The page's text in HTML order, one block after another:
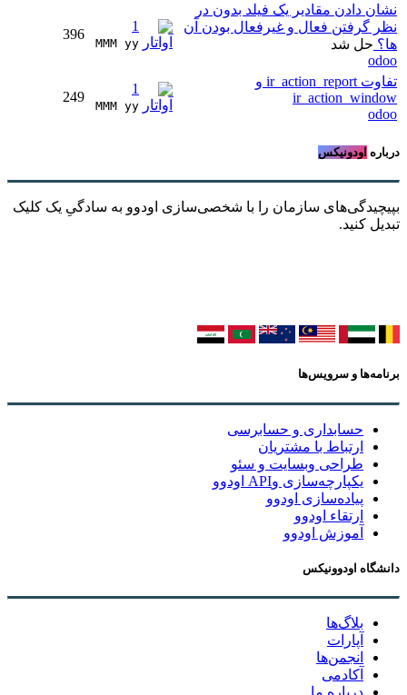
نشان دادن مقادیر یک فیلد بدون در
نظر گرفتن فعال و غیرفعال بودن آن
ها؟ حل شد
odoo
1
MMM yy
396
تفاوت ir_action_report و
ir_action_window
odoo
1
MMM yy
249
درباره اودونیکس
بپیچیدگی‌های سازمان را با شخصی‌سازی اودوو به سادگیِ یک کلیک
تبدیل کنید.
برنامه‌ها و سرویس‌ها
حسابداری و حسابرسی
ارتباط با مشتریان
طراحی وبسایت و سئو
یکپارچه‌سازی وAPI اودوو
پیاده‌سازی اودوو
ارتقاء اودوو
آموزش اودوو
دانشگاه اودوونیکس
بلاگ‌ها
آپارات
انجمن‌ها
آکادمی
درباره ما